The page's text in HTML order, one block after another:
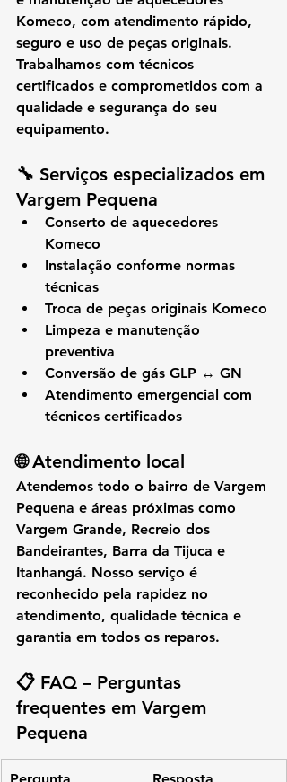
Komeco, com atendimento rápido,
seguro e uso de peças originais.
Trabalhamos com técnicos
certificados e comprometidos com a
qualidade e segurança do seu
equipamento.
🔧 Serviços especializados em
Vargem Pequena
Conserto de aquecedores
Komeco
Instalação conforme normas
técnicas
Troca de peças originais Komeco
Limpeza e manutenção
preventiva
Conversão de gás GLP ↔ GN
Atendimento emergencial com
técnicos certificados
🌐 Atendimento local
Atendemos todo o bairro de Vargem
Pequena e áreas próximas como
Vargem Grande, Recreio dos
Bandeirantes, Barra da Tijuca e
Itanhangá. Nosso serviço é
reconhecido pela rapidez no
atendimento, qualidade técnica e
garantia em todos os reparos.
📋 FAQ – Perguntas
frequentes em Vargem
Pequena